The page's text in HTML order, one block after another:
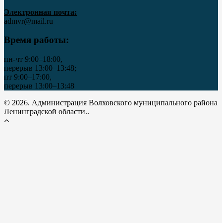
Электронная почта:
admvr@mail.ru
Время работы:
пн-чт 9:00–18:00,
перерыв 13:00–13:48;
пт 9:00–17:00,
перерыв 13:00–13:48
© 2026. Администрация Волховского муниципального района
Ленинградской области..